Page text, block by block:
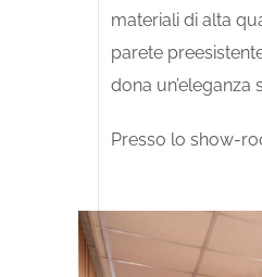
materiali di alta
parete
dona
Presso lo show-